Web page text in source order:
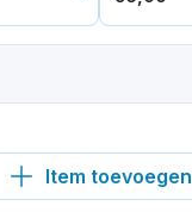
Item toevoegen